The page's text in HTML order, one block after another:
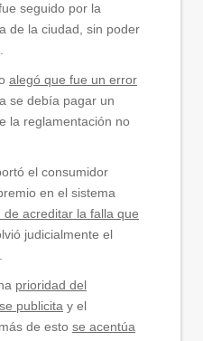
seguido por la
de la ciudad, sin poder
alegó que fue un error
se debía pagar un
la reglamentación no
el consumidor
en el sistema
de acreditar la falla que
judicialmente el
prioridad del
publicita y el
de esto se acentúa